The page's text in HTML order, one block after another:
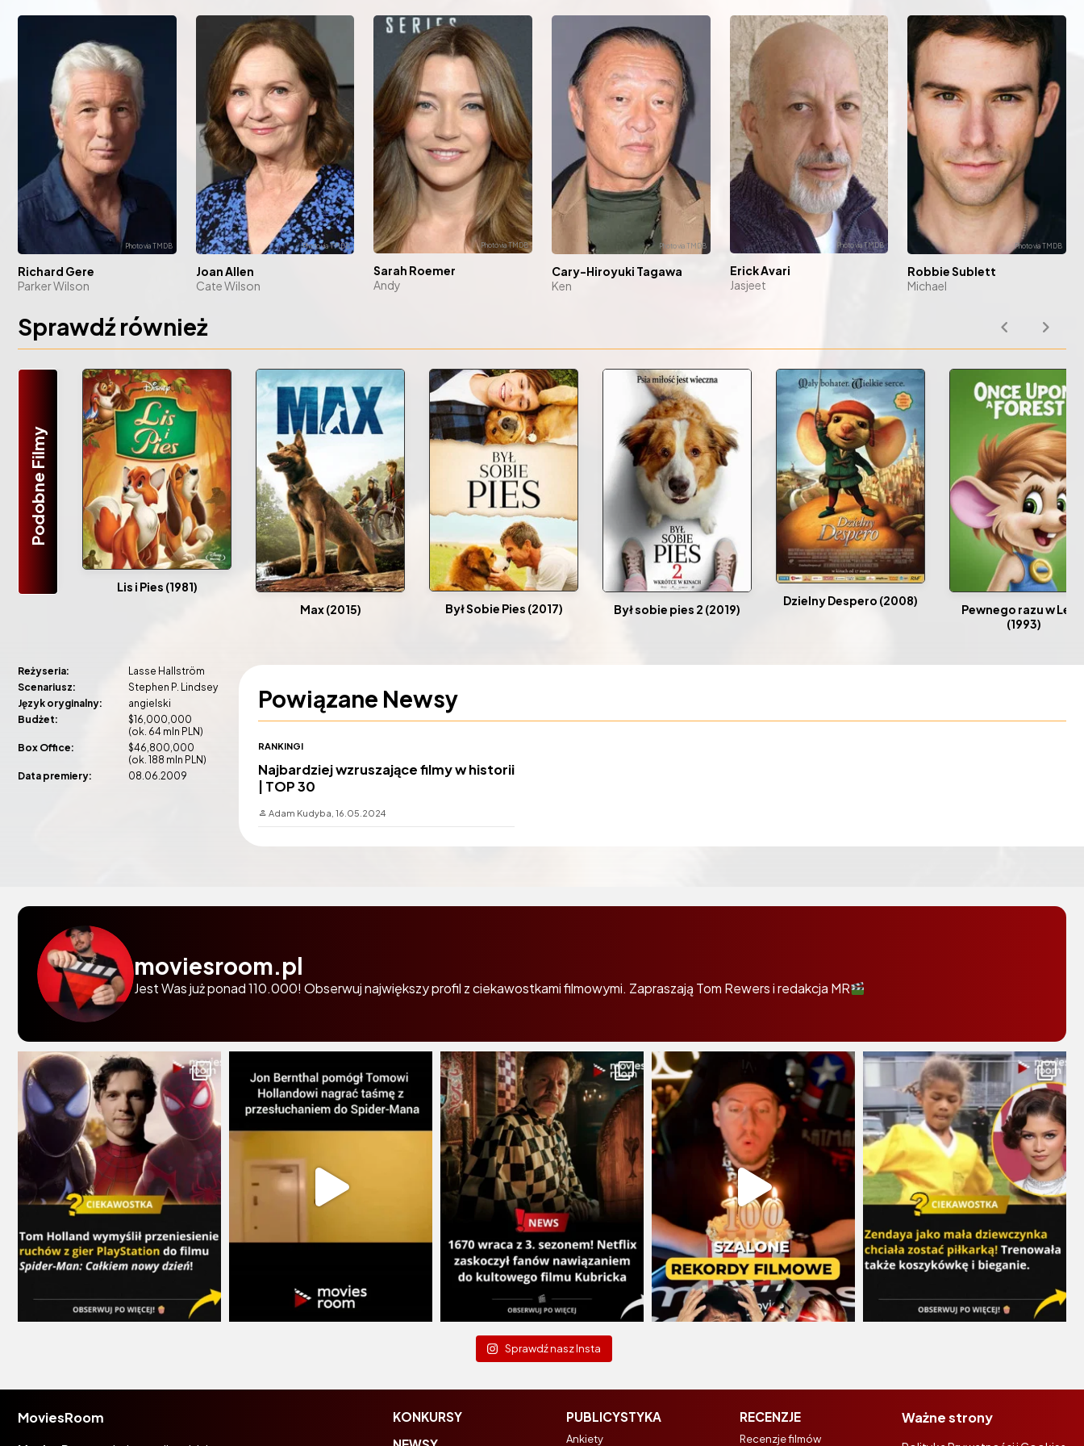
Richard Gere
Parker Wilson
Joan Allen
Cate Wilson
Sarah Roemer
Andy
Cary-Hiroyuki Tagawa
Ken
Erick Avari
Jasjeet
Robbie Sublett
Michael
Sprawdź również
Podobne Filmy
Lis i Pies (1981)
Max (2015)
Był Sobie Pies (2017) Był sobie pies 2 (2019)
Dzielny Despero (2008)
Pewnego razu w
(1993)
Reżyseria:
Lasse Hallström
Scenariusz:
Stephen P. Lindsey
Język oryginalny:
angielski
Budżet:
$16,000,000
(ok. 64 mln PLN)
Box Office:
$46,800,000
(ok. 188 mln PLN)
Data premiery:
08.06.2009
Powiązane Newsy
RANKINGI
Najbardziej wzruszające filmy w historii
| TOP 30
Adam Kudyba, 16.05.2024
moviesroom.pl
Jest Was już ponad 110.000! Obserwuj największy profil z ciekawostkami filmowymi. Zapraszają Tom Rewers i redakcja MR
Sprawdź nasz Insta
MoviesRoom
KONKURSY
PUBLICYSTYKA
Ankiety
RECENZJE
Recenzje filmów
Ważne strony